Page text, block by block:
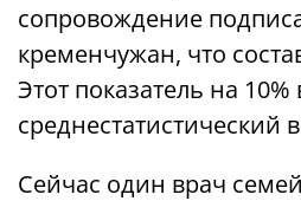
сопровождение
кременчужан, что
Этот показатель на
среднестатистический
Сейчас один врач